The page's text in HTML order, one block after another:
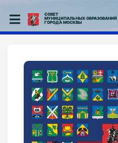
СОВЕТ
МУНИЦИПАЛЬНЫХ ОБРАЗОВАНИЙ
ГОРОДА МОСКВЫ